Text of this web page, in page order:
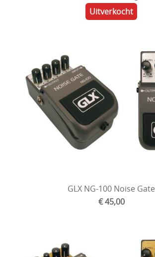
Uitverkocht
GLX NG-100 Noise Gate
€ 45,00